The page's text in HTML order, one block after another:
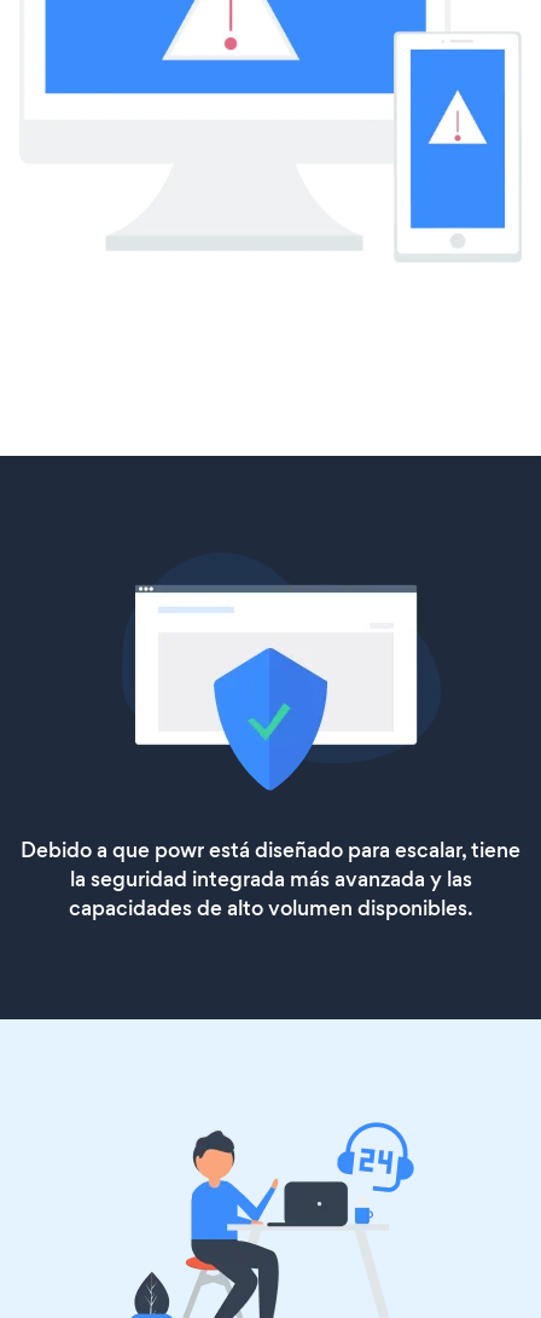
Debido a que powr está diseñado para escalar, tiene
la seguridad integrada más avanzada y las
capacidades de alto volumen disponibles.